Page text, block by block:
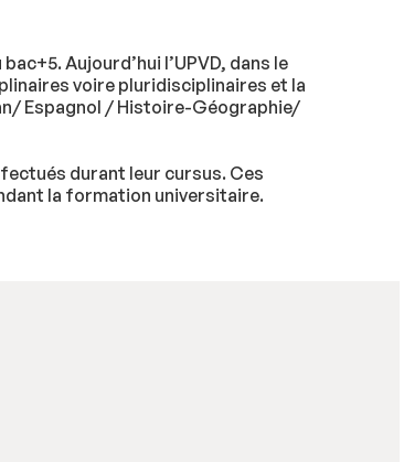
Aujourd’hui l’UPVD, dans le
voire pluridisciplinaires et la
Espagnol / Histoire-Géographie/
durant leur cursus. Ces
la formation universitaire.